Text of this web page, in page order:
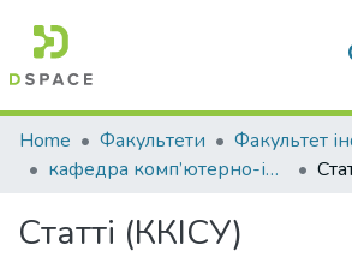
Communities & Collections
All of DSpace
Statistics
Home Факультети
кафедра комп’ютерно-інтегрованих систем управління
Статті (ККІСУ)